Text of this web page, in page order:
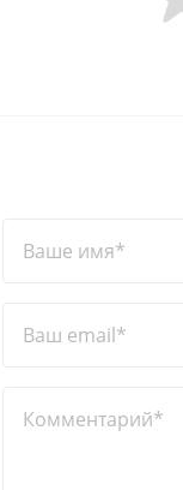
Ваше имя*
Ваш email*
Комментарий*